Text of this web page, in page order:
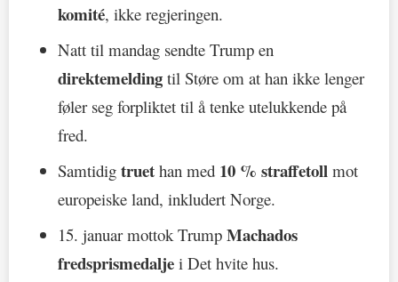
komité, ikke regjeringen.
Natt til mandag sendte Trump en
direktemelding til Støre om at han ikke lenger
føler seg forpliktet til å tenke utelukkende på
fred.
Samtidig truet han med 10 % straffetoll mot
europeiske land, inkludert Norge.
15. januar mottok Trump Machados
fredsprismedalje i Det hvite hus.